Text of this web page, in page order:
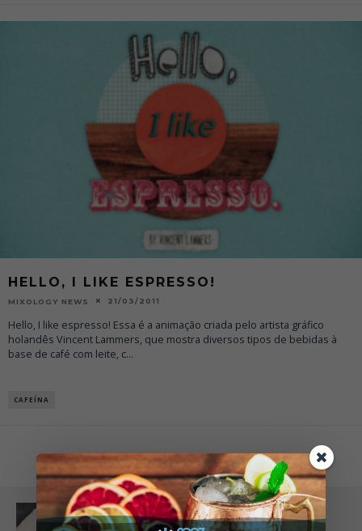
HELLO, I LIKE ESPRESSO!
MIXOLOGY NEWS 21/03/2011
Hello, I like espresso! Essa é a animação criada pelo artista gráfico
holandês Vincent Lammers, que mostra diversos tipos de bebidas à
base de café com leite, c...
CAFEÍNA